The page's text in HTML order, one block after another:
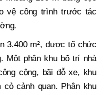
vệ công trình trước tác
3.400 m², được tổ chức
Một phân khu bố trí nhà
cộng, bãi đỗ xe, khu
cảnh quan. Phân khu